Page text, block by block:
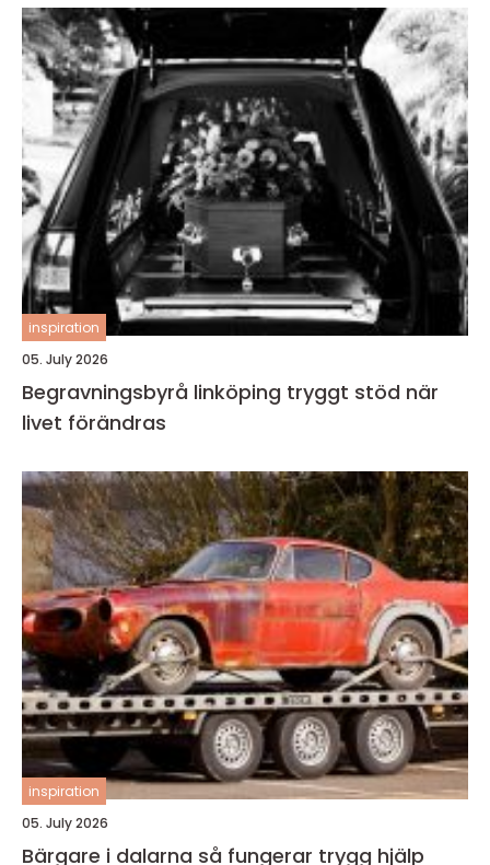
inspiration
05. July 2026
Begravningsbyrå linköping tryggt stöd när
livet förändras
inspiration
05. July 2026
Bärgare i dalarna så fungerar trygg hjälp